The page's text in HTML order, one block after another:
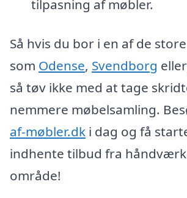
tilpasning af møbler.
Så hvis du bor i en af de
som Odense, Svendborg eller
så tøv ikke med at tage
nemmere møbelsamling.
af-møbler.dk i dag og få
indhente tilbud fra
område!